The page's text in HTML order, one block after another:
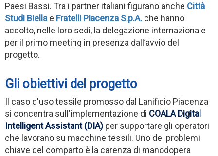
Paesi Bassi. Tra i partner italiani figurano anche Città
Studi Biella e Fratelli Piacenza S.p.A. che hanno
accolto, nelle loro sedi, la delegazione internazionale
per il primo meeting in presenza dall’avvio del
progetto.
Gli obiettivi del progetto
Il caso d'uso tessile promosso dal Lanificio Piacenza
si concentra sull'implementazione di COALA Digital
Intelligent Assistant (DIA) per supportare gli operatori
che lavorano su macchine tessili. Uno dei problemi
chiave del comparto è la carenza di manodopera